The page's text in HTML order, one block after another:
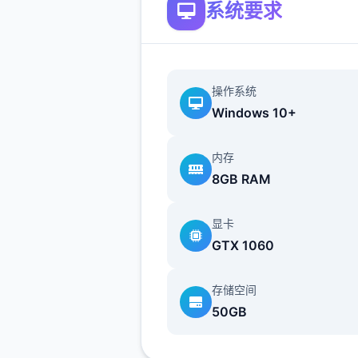
提供了一些选择给玩家用来合
为先，H为辅料的这样一种体验
作，那么很多时候反而不会出
的快乐的情况，
么H内容出现时，反而会有一种
剂的感觉。
更新日志：
系统要求
操作系统
Windows 10+
内存
8GB RAM
显卡
GTX 1060
存储空间
50GB